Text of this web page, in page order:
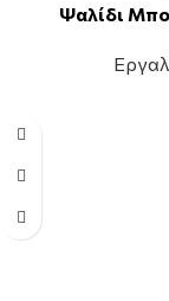
Ψαλίδι